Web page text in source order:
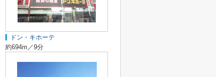
ドン・キホーテ
約694m／9分